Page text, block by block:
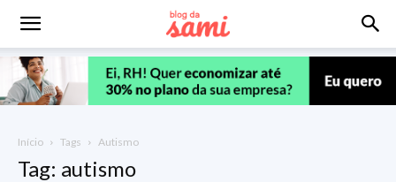
Início Tags Autismo
Tag: autismo